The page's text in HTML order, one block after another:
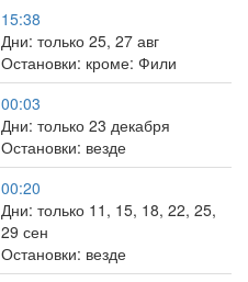
15:38
Дни: только 25, 27 авг
Остановки: кроме: Фили
00:03
Дни: только 23 декабря
Остановки: везде
00:20
Дни: только 11, 15, 18, 22, 25,
29 сен
Остановки: везде